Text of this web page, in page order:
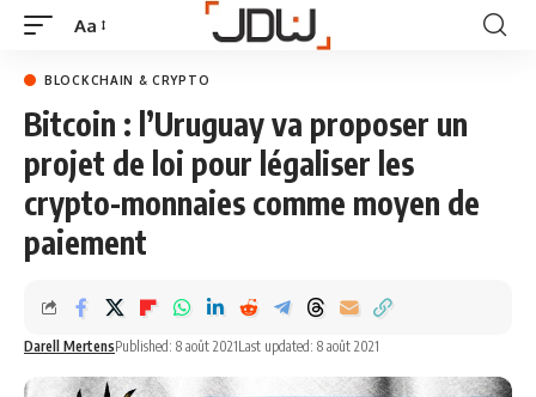
Aa
BLOCKCHAIN & CRYPTO
Bitcoin : l’Uruguay va proposer un
projet de loi pour légaliser les
crypto-monnaies comme moyen de
paiement
Darell MertensPublished: 8 août 2021Last updated: 8 août 2021